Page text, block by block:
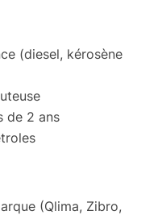
(diesel, kérosène
de 2 ans
(Qlima, Zibro,